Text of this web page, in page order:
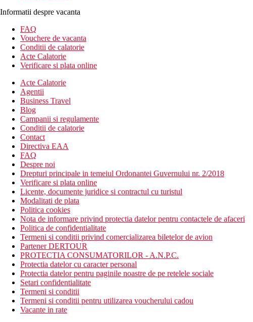
Informatii despre vacanta
FAQ
Vouchere de vacanta
Conditii de calatorie
Acte Calatorie
Verificare si plata online
Acte Calatorie
Agentii
Business Travel
Blog
Campanii si regulamente
Conditii de calatorie
Contact
Directiva EAA
FAQ
Despre noi
Drepturi principale in temeiul Ordonantei Guvernului nr. 2/2018
Verificare si plata online
Licente, documente juridice si contractul cu turistul
Modalitati de plata
Politica cookies
Nota de informare privind protectia datelor pentru contactele de afaceri
Politica de confidentialitate
Termeni si conditii privind comercializarea biletelor de avion
Partener DERTOUR
PROTECTIA CONSUMATORILOR - A.N.P.C.
Protectia datelor cu caracter personal
Protectia datelor pentru paginile noastre de pe retelele sociale
Setari confidentialitate
Termeni si conditii
Termeni si conditii pentru utilizarea voucherului cadou
Vacante in rate